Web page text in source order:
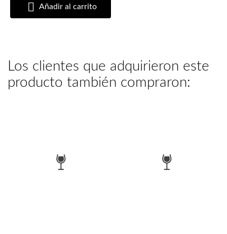
 Añadir al carrito
Los clientes que adquirieron este
producto también compraron: